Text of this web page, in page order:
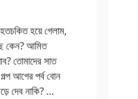
হয়ে গেলাম,
কেন? আমিত
তোমাদের সাত
আগের পর্ব বোন
দেব নাকি? …